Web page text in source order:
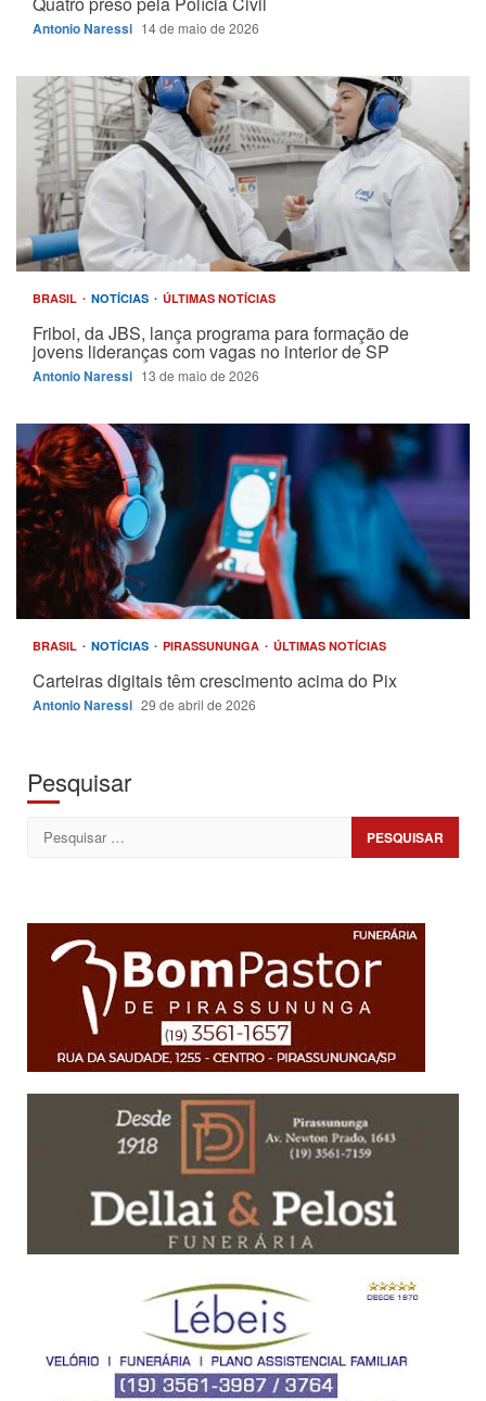
Antonio Naressi 14 de maio de 2026
BRASIL NOTÍCIAS ÚLTIMAS NOTÍCIAS
Friboi, da JBS, lança programa para formação de
jovens lideranças com vagas no interior de SP
Antonio Naressi 13 de maio de 2026
BRASIL NOTÍCIAS PIRASSUNUNGA ÚLTIMAS NOTÍCIAS
Carteiras digitais têm crescimento acima do Pix
Antonio Naressi 29 de abril de 2026
Pesquisar
Pesquisar